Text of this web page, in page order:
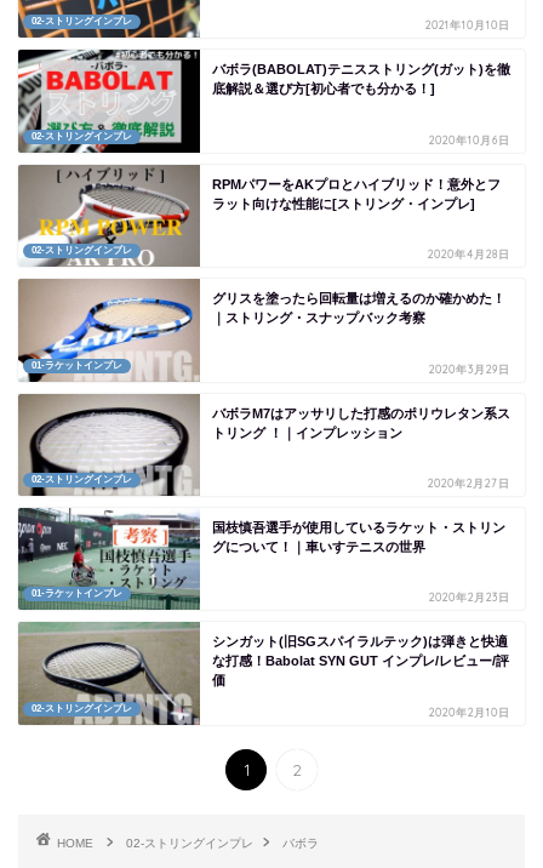
02-ストリングインプレ 2021年10月10日
02-ストリングインプレ
バボラ(BABOLAT)テニスストリング(ガット)を徹
底解説＆選び方[初心者でも分かる！]
2020年10月6日
02-ストリングインプレ
RPMパワーをAKプロとハイブリッド！意外とフ
ラット向けな性能に[ストリング・インプレ]
2020年4月28日
01-ラケットインプレ
グリスを塗ったら回転量は増えるのか確かめた！
｜ストリング・スナップバック考察
2020年3月29日
02-ストリングインプレ
バボラM7はアッサリした打感のポリウレタン系ス
トリング ！｜インプレッション
2020年2月27日
01-ラケットインプレ
国枝慎吾選手が使用しているラケット・ストリン
グについて！｜車いすテニスの世界
2020年2月23日
02-ストリングインプレ
シンガット(旧SGスパイラルテック)は弾きと快適
な打感！Babolat SYN GUT インプレ/レビュー/評
価
2020年2月10日
1 2
HOME 02-ストリングインプレ バボラ